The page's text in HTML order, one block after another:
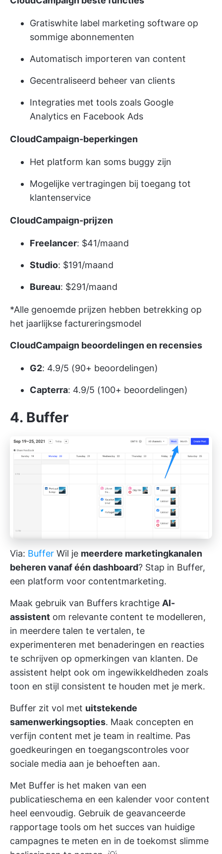
Gratiswhite label marketing software op
sommige abonnementen
Automatisch importeren van content
Gecentraliseerd beheer van clients
Integraties met tools zoals Google
Analytics en Facebook Ads
CloudCampaign-beperkingen
Het platform kan soms buggy zijn
Mogelijke vertragingen bij toegang tot
klantenservice
CloudCampaign-prijzen
Freelancer: $41/maand
Studio: $191/maand
Bureau: $291/maand
*Alle genoemde prijzen hebben betrekking op
het jaarlijkse factureringsmodel
CloudCampaign beoordelingen en recensies
G2: 4.9/5 (90+ beoordelingen)
Capterra: 4.9/5 (100+ beoordelingen)
4. Buffer
Via: Buffer Wil je meerdere marketingkanalen
beheren vanaf één dashboard? Stap in Buffer,
een platform voor contentmarketing.
Maak gebruik van Buffers krachtige AI-
assistent om relevante content te modelleren,
in meerdere talen te vertalen, te
experimenteren met benaderingen en reacties
te schrijven op opmerkingen van klanten. De
assistent helpt ook om ingewikkeldheden zoals
toon en stijl consistent te houden met je merk.
Buffer zit vol met uitstekende
samenwerkingsopties. Maak concepten en
verfijn content met je team in realtime. Pas
goedkeuringen en toegangscontroles voor
sociale media aan je behoeften aan.
Met Buffer is het maken van een
publicatieschema en een kalender voor content
heel eenvoudig. Gebruik de geavanceerde
rapportage tools om het succes van huidige
campagnes te meten en in de toekomst slimme